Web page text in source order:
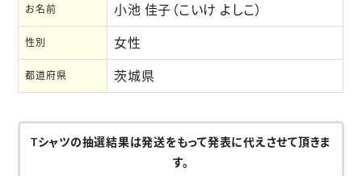
お名前 小池 佳子（こいけ よしこ）
性別 女性
都道府県 茨城県
Tシャツの抽選結果は発送をもって発表に代えさせて頂きま
す。